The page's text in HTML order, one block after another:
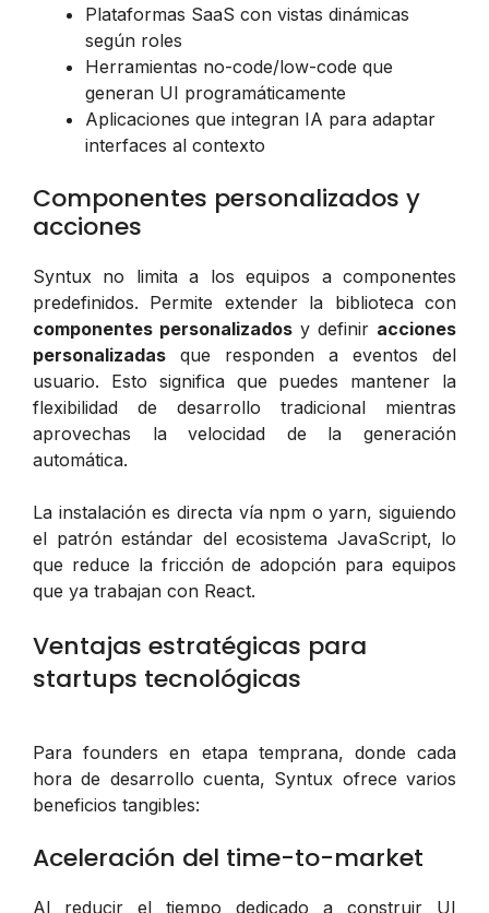
Plataformas SaaS con vistas dinámicas
según roles
Herramientas no-code/low-code que
generan UI programáticamente
Aplicaciones que integran IA para adaptar
interfaces al contexto
Componentes personalizados y
acciones
Syntux no limita a los equipos a componentes
predefinidos. Permite extender la biblioteca con
componentes personalizados y definir acciones
personalizadas que responden a eventos del
usuario. Esto significa que puedes mantener la
flexibilidad de desarrollo tradicional mientras
aprovechas la velocidad de la generación
automática.
La instalación es directa vía npm o yarn, siguiendo
el patrón estándar del ecosistema JavaScript, lo
que reduce la fricción de adopción para equipos
que ya trabajan con React.
Ventajas estratégicas para
startups tecnológicas
Para founders en etapa temprana, donde cada
hora de desarrollo cuenta, Syntux ofrece varios
beneficios tangibles:
Aceleración del time-to-market
Al reducir el tiempo dedicado a construir UI